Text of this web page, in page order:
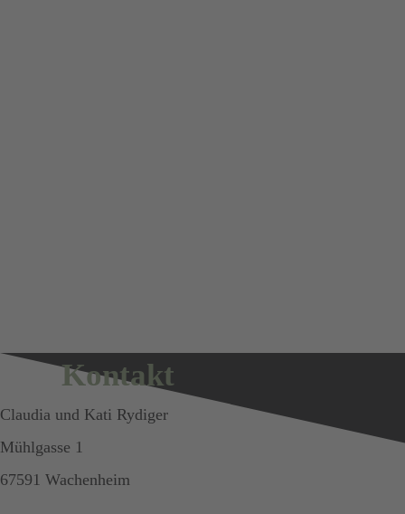
Kontakt
Claudia und Kati Rydiger
Mühlgasse 1
67591 Wachenheim